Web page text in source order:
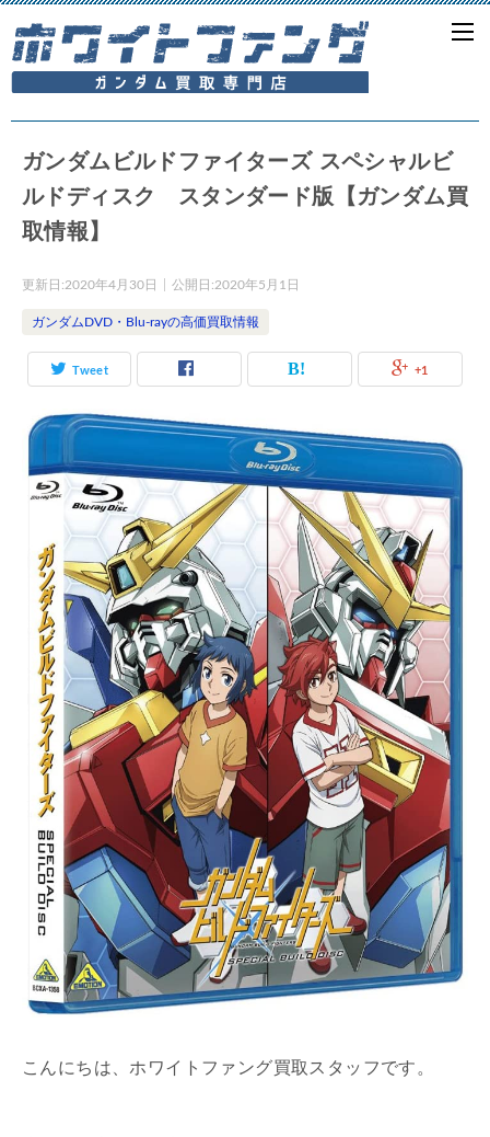
ガンダムビルドファイターズ スペシャルビ
ルドディスク スタンダード版【ガンダム買
取情報】
更新日:2020年4月30日 公開日:2020年5月1日
ガンダムDVD・Blu-rayの高価買取情報
Tweet +1
こんにちは、ホワイトファング買取スタッフです。